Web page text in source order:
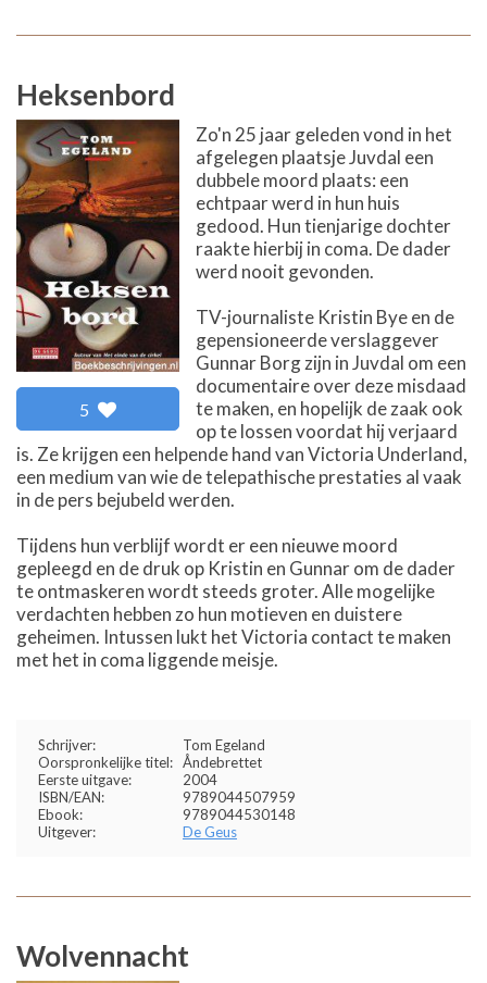
Heksenbord
5
Zo'n 25 jaar geleden vond in het
afgelegen plaatsje Juvdal een
dubbele moord plaats: een
echtpaar werd in hun huis
gedood. Hun tienjarige dochter
raakte hierbij in coma. De dader
werd nooit gevonden.
TV-journaliste Kristin Bye en de
gepensioneerde verslaggever
Gunnar Borg zijn in Juvdal om een
documentaire over deze misdaad
te maken, en hopelijk de zaak ook
op te lossen voordat hij verjaard
is. Ze krijgen een helpende hand van Victoria Underland,
een medium van wie de telepathische prestaties al vaak
in de pers bejubeld werden.
Tijdens hun verblijf wordt er een nieuwe moord
gepleegd en de druk op Kristin en Gunnar om de dader
te ontmaskeren wordt steeds groter. Alle mogelijke
verdachten hebben zo hun motieven en duistere
geheimen. Intussen lukt het Victoria contact te maken
met het in coma liggende meisje.
Schrijver:
Tom Egeland
Oorspronkelijke titel: Åndebrettet
Eerste uitgave:
2004
ISBN/EAN:
9789044507959
Ebook:
9789044530148
Uitgever:
De Geus
Wolvennacht